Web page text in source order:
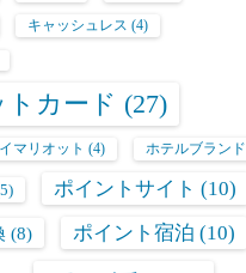
キャッシュレス (4)
カード (27)
マリオット (4) ホテルブランド
ポイントサイト (10)
(8) ポイント宿泊 (10)